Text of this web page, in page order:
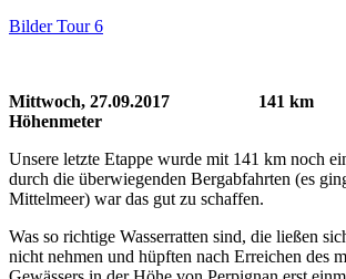
Bilder Tour 6
Mittwoch, 27.09.2017 141
Höhenmeter
Unsere letzte Etappe wurde mit 141 km noch
durch die überwiegenden Bergabfahrten (es
Mittelmeer) war das gut zu schaffen.
Was so richtige Wasserratten sind, die ließen
nicht nehmen und hüpften nach Erreichen des